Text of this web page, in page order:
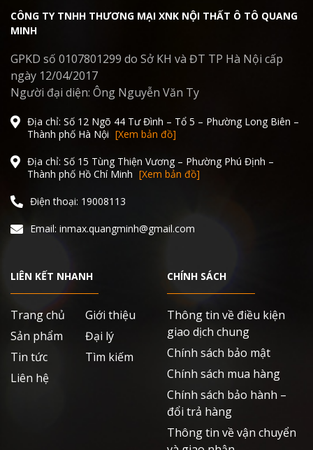
CÔNG TY TNHH THƯƠNG MẠI XNK NỘI THẤT Ô TÔ QUANG
MINH
GPKD số 0107801299 do Sở KH và ĐT TP Hà Nội cấp
ngày 12/04/2017
Người đại diện: Ông Nguyễn Văn Ty
Địa chỉ: Số 12 Ngõ 44 Tư Đình – Tổ 5 – Phường Long Biên –
Thành phố Hà Nội [Xem bản đồ]
Địa chỉ: Số 15 Tùng Thiện Vương – Phường Phú Định –
Thành phố Hồ Chí Minh [Xem bản đồ]
Điện thoại: 19008113
Email: inmax.quangminh@gmail.com
LIÊN KẾT NHANH
Trang chủ
Giới thiệu
Sản phẩm
Đại lý
Tin tức
Tìm kiếm
Liên hệ
CHÍNH SÁCH
Thông tin về điều kiện
giao dịch chung
Chính sách bảo mật
Chính sách mua hàng
Chính sách bảo hành –
đổi trả hàng
Thông tin về vận chuyển